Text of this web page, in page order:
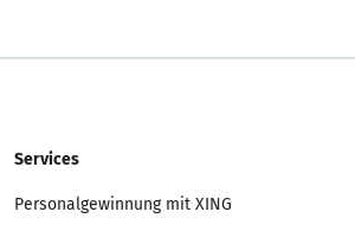
Services
Personalgewinnung mit XING